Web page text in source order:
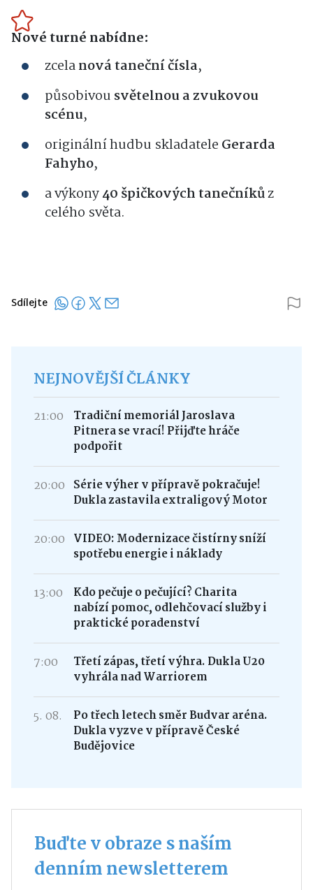
Nové turné nabídne:
zcelanová taneční čísla,
působivou světelnou a zvukovou
scénu,
originální hudbu skladatele Gerarda
Fahyho,
a výkony40 špičkových tanečníkůz
celého světa.
Sdílejte
NEJNOVĚJŠÍ ČLÁNKY
21:00
Tradiční memoriál Jaroslava
Pitnera se vrací! Přijďte hráče
podpořit
20:00 Série výher v přípravě pokračuje!
Dukla zastavila extraligový Motor
20:00 VIDEO: Modernizace čistírny sníží
spotřebu energie i náklady
13:00
Kdo pečuje o pečující? Charita
nabízí pomoc, odlehčovací služby i
praktické poradenství
7:00
Třetí zápas, třetí výhra. Dukla U20
vyhrála nad Warriorem
5. 08.
Po třech letech směr Budvar aréna.
Dukla vyzve v přípravě České
Budějovice
Buďte v obraze s naším
denním newsletterem